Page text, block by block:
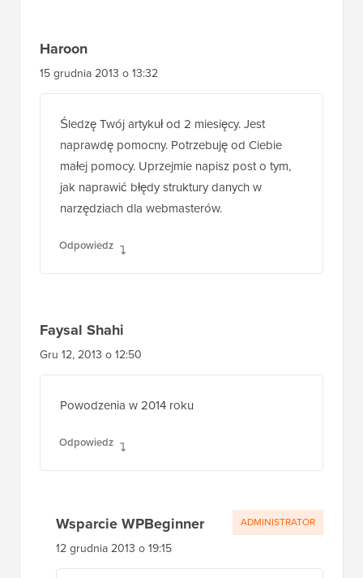
Haroon
15 grudnia 2013 o 13:32
Śledzę Twój artykuł od 2 miesięcy. Jest
naprawdę pomocny. Potrzebuję od Ciebie
małej pomocy. Uprzejmie napisz post o tym,
jak naprawić błędy struktury danych w
narzędziach dla webmasterów.
Odpowiedz
Faysal Shahi
Gru 12, 2013 o 12:50
Powodzenia w 2014 roku
Odpowiedz
Wsparcie WPBeginner
12 grudnia 2013 o 19:15
ADMINISTRATOR